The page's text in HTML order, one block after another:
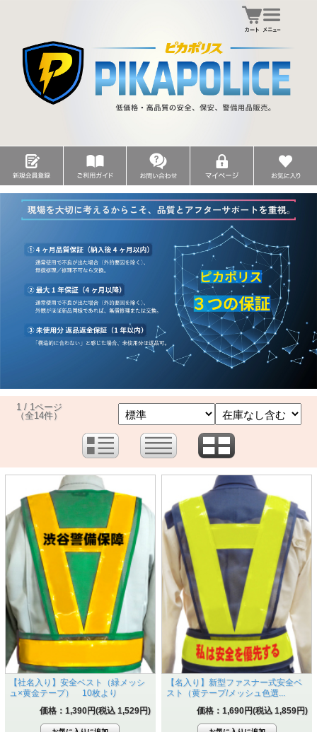
1 / 1ページ
（全14件）
【社名入り】安全ベスト（緑メッシ
ュ×黄金テープ） 10枚より
価格：1,390円(税込 1,529円)
【名入り】新型ファスナー式安全ベ
スト（黄テープ/メッシュ色選...
価格：1,690円(税込 1,859円)